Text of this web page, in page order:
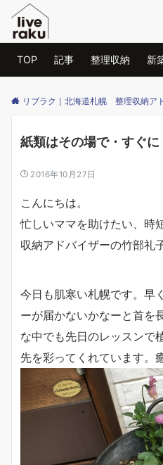
TOP 記事 整理収納 新
リブラク｜北海道札幌 整理収納アドバイザー&建築士
紙類はその場で・すぐに
2016年10月27日
こんにちは。
忙しいママを助けたい、時
収納アドバイザーの竹部礼
今日も肌寒い札幌です。早
ーが届かないかなーと首を
な中でも先日のレッスンで
先を彩ってくれています。